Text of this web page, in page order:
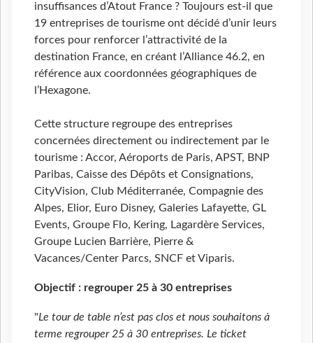
insuffisances d’Atout France ? Toujours est-il que
19 entreprises de tourisme ont décidé d’unir leurs
forces pour renforcer l’attractivité de la
destination France, en créant l’Alliance 46.2, en
référence aux coordonnées géographiques de
l’Hexagone.
Cette structure regroupe des entreprises
concernées directement ou indirectement par le
tourisme : Accor, Aéroports de Paris, APST, BNP
Paribas, Caisse des Dépôts et Consignations,
CityVision, Club Méditerranée, Compagnie des
Alpes, Elior, Euro Disney, Galeries Lafayette, GL
Events, Groupe Flo, Kering, Lagardère Services,
Groupe Lucien Barrière, Pierre &
Vacances/Center Parcs, SNCF et Viparis.
Objectif : regrouper 25 à 30 entreprises
"Le tour de table n’est pas clos et nous souhaitons à
terme regrouper 25 à 30 entreprises. Le ticket